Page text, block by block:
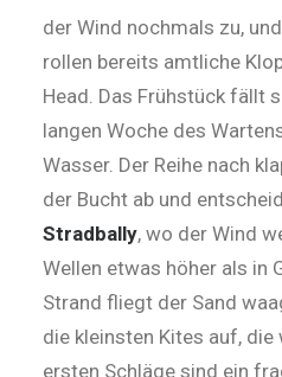
der Wind nochmals zu,
rollen bereits amtliche
Head. Das Frühstück fällt
langen Woche des
Wasser. Der Reihe nach
der Bucht ab und
Stradbally, wo der Wind
Wellen etwas höher als in
Strand fliegt der Sand
die kleinsten Kites auf, die
ersten Schläge sind ein